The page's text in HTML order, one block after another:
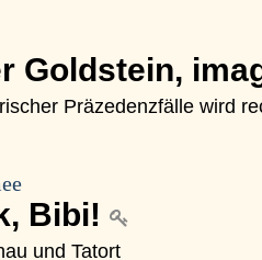
Goldstein,
Präzedenzfälle wird
Bibi!
und Tatort